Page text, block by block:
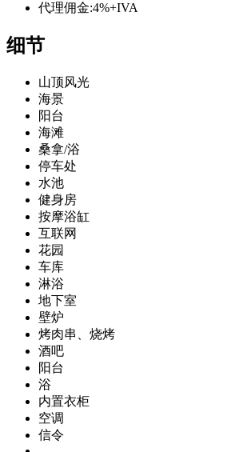
代理佣金:4%+IVA
细节
山顶风光
海景
阳台
海滩
桑拿/浴
停车处
水池
健身房
按摩浴缸
互联网
花园
车库
淋浴
地下室
壁炉
烤肉串、烧烤
酒吧
阳台
浴
内置衣柜
空调
信令